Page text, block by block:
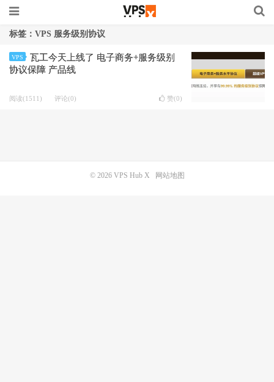
标签：VPS 服务级别协议
VPS
瓦工今天上线了 电子商务+服务级别
协议保障 产品线
阅读(1511) 评论(0) 赞(0)
© 2026 VPS Hub X 网站地图